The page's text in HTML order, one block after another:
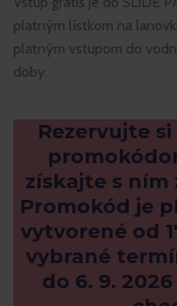
platným lístkom na
platným vstupom do
doby.
Rezervujte
získajte s ním
Promokód je
vytvorené od
vybrané
do 6. 9.